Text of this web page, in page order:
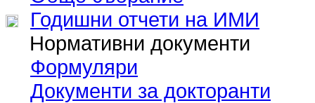
Годишни отчети на ИМИ
Нормативни документи
Формуляри
Документи за докторанти